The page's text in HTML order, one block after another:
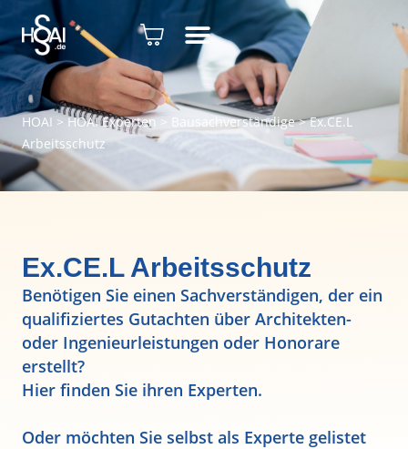
HOAI > HOAI Experten> Bausachverständige>Ex.CE.L
Arbeitsschutz
Ex.CE.L Arbeitsschutz
Benötigen Sie einen Sachverständigen, der ein
qualifiziertes Gutachten über Architekten-
oder Ingenieurleistungen oder Honorare
erstellt?
Hier finden Sie ihren Experten.
Oder möchten Sie selbst als Experte gelistet